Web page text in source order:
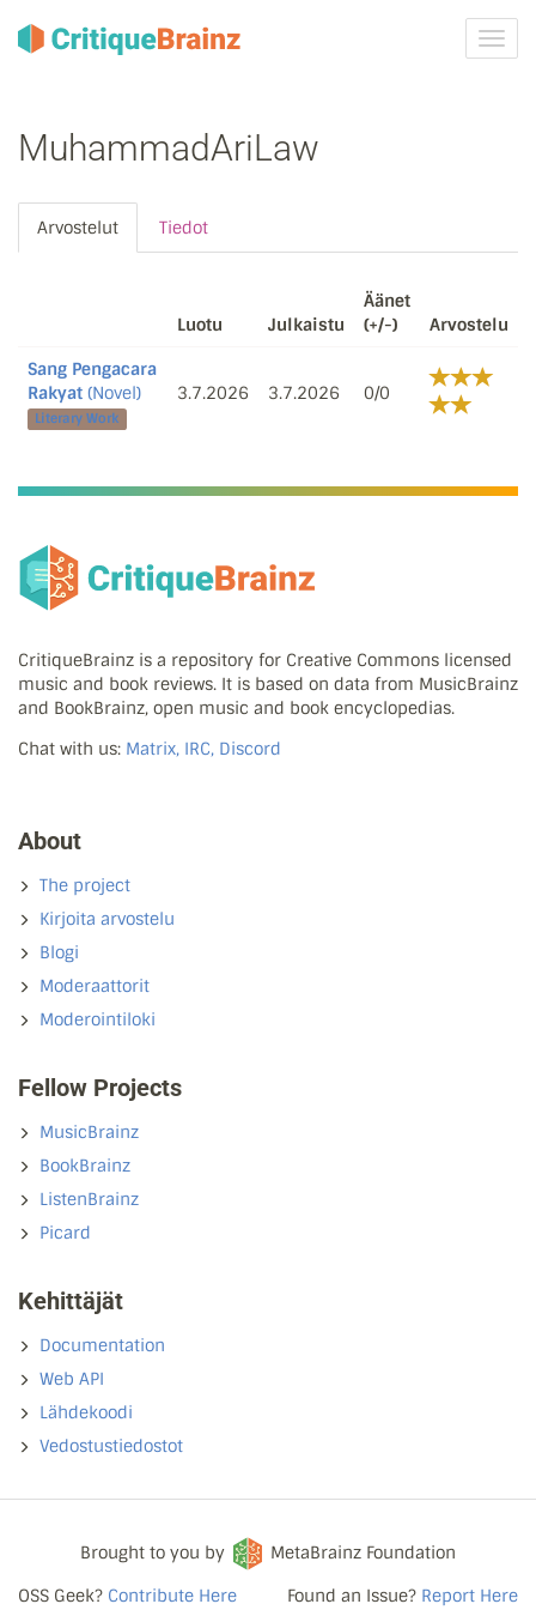
MuhammadAriLaw
Arvostelut Tiedot
Luotu Julkaistu
Äänet
(+/-)
Arvostelu
Sang Pengacara
Rakyat (Novel)
Literary Work
3.7.2026 3.7.2026 0/0
CritiqueBrainz is a repository for Creative Commons licensed
music and book reviews. It is based on data from MusicBrainz
and BookBrainz, open music and book encyclopedias.
Chat with us: Matrix, IRC, Discord
About
The project
Kirjoita arvostelu
Blogi
Moderaattorit
Moderointiloki
Fellow Projects
MusicBrainz
BookBrainz
ListenBrainz
Picard
Kehittäjät
Documentation
Web API
Lähdekoodi
Vedostustiedostot
OSS Geek? Contribute Here
Brought to you by
MetaBrainz Foundation
Found an Issue? Report Here